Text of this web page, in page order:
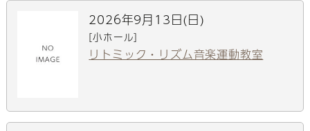
2026年9月13日(日)
[小ホール]
リトミック・リズム音楽運動教室